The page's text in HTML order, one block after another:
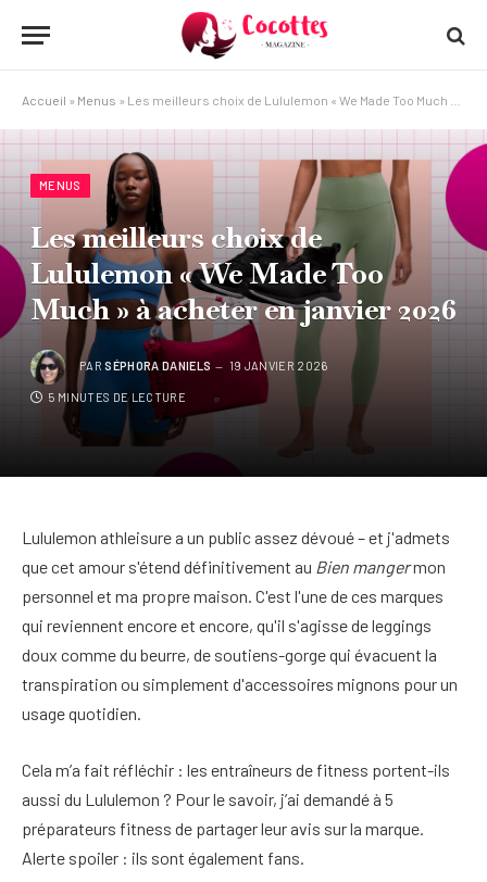
Accueil » Menus » Les meilleurs choix de Lululemon « We Made Too Much » à acheter en janvier 2026
MENUS
Les meilleurs choix de
Lululemon « We Made Too
Much » à acheter en janvier 2026
PAR SÉPHORA DANIELS 19 JANVIER 2026
5 MINUTES DE LECTURE
Lululemon athleisure a un public assez dévoué – et j'admets
que cet amour s'étend définitivement au Bien mangermon
personnel et ma propre maison. C'est l'une de ces marques
qui reviennent encore et encore, qu'il s'agisse de leggings
doux comme du beurre, de soutiens-gorge qui évacuent la
transpiration ou simplement d'accessoires mignons pour un
usage quotidien.
Cela m’a fait réfléchir : les entraîneurs de fitness portent-ils
aussi du Lululemon ? Pour le savoir, j’ai demandé à 5
préparateurs fitness de partager leur avis sur la marque.
Alerte spoiler : ils sont également fans.